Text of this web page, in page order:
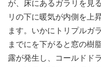
が、床にあるガラリを見
リの下に暖気が内側を上
ます。いかにトリプルガ
までにを下がると窓の樹
露が発生し、コールドド